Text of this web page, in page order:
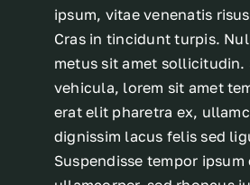
ipsum, vitae venenatis
Cras in tincidunt turpis.
metus sit amet sollicitudin.
vehicula, lorem sit amet
erat elit pharetra ex,
dignissim lacus felis sed
Suspendisse tempor ipsum